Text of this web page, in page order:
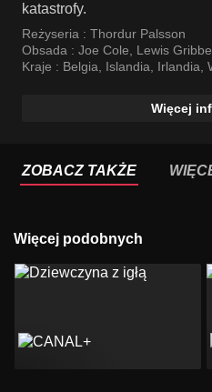
katastrofy.
Reżyseria : Thordur Palsson
Obsada : Joe Cole, Lewis
Kraje : Belgia, Islandia, Irlandia,
Więcej
ZOBACZ TAKŻE
Więcej podobnych